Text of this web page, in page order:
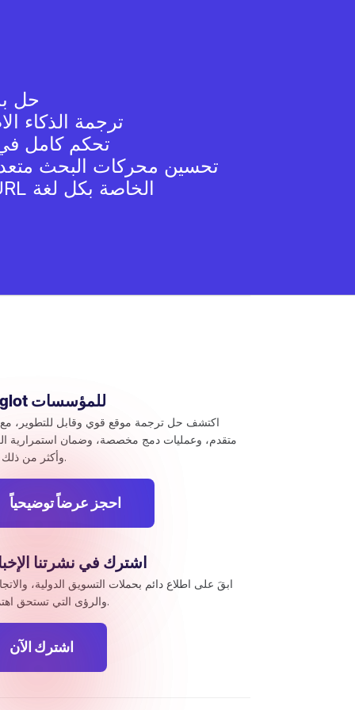
حل
ترجمة الذكاء
تحكم كامل
تحسين محركات البحث
عناوين URL الخاصة بكل لغة
Weglot للمؤسسات
اكتشف حل ترجمة موقع قوي وقابل للتطوير، مع
متقدم، وعمليات دمج مخصصة، وضمان استمرارية
وأكثر من ذلك بكثير.
احجز عرضاً توضيحياً
اشترك في نشرتنا
ابقَ على اطلاع دائم بحملات التسويق الدولية،
والرؤى التي تستحق اهتمامك.
اشترك الآن